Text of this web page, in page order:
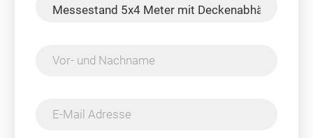
Vor- und Nachname
E-Mail Adresse